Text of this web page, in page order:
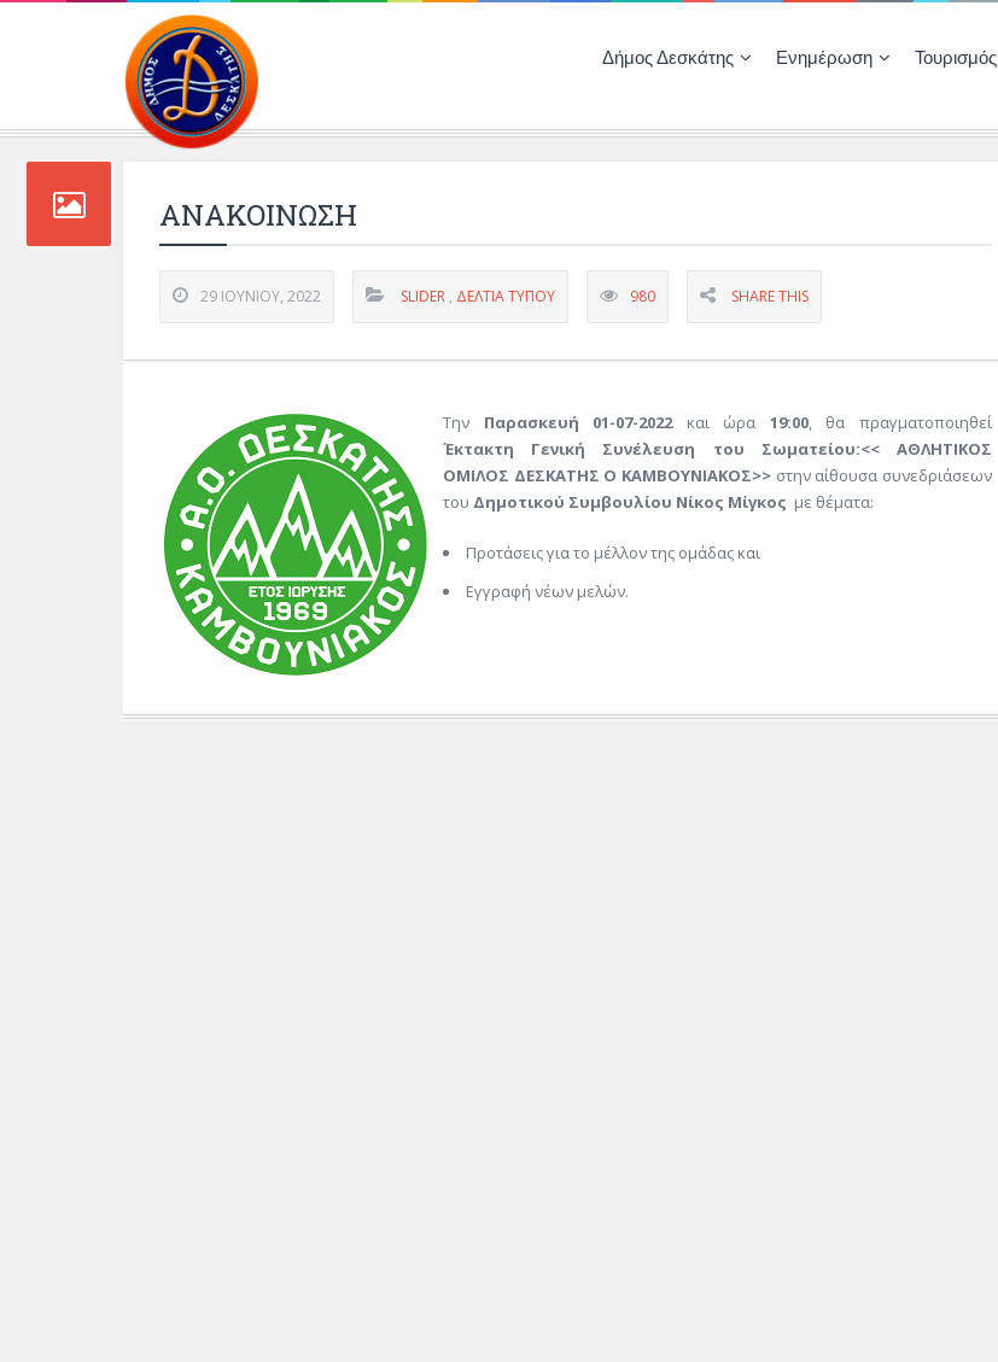
Δήμος Δεσκάτης Ενημέρωση Τουρισμός
ΑΝΑΚΟΙΝΩΣΗ
29 ΙΟΥΝΊΟΥ, 2022 SLIDER , ΔΕΛΤΊΑ ΤΎΠΟΥ 980 SHARE THIS
Την Παρασκευή 01-07-2022και ώρα 19:00, θα πραγματοποιηθεί
Έκτακτη Γενική Συνέλευση του Σωματείου:<< ΑΘΛΗΤΙΚΟΣ
ΟΜΙΛΟΣ ΔΕΣΚΑΤΗΣ Ο ΚΑΜΒΟΥΝΙΑΚΟΣ>> στην αίθουσα συνεδριάσεων
του Δημοτικού Συμβουλίου Νίκος Μίγκος με θέματα:
Προτάσεις για το μέλλον της ομάδας και
Εγγραφή νέων μελών.